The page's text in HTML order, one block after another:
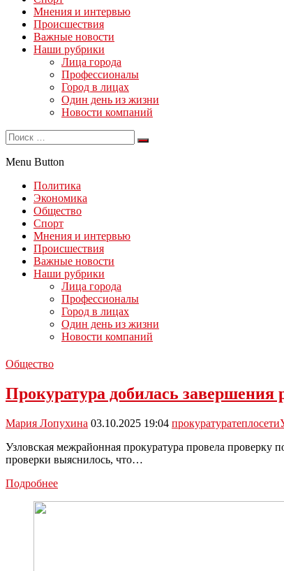
Мнения и интервью
Происшествия
Важные новости
Наши рубрики
Лица города
Профессионалы
Город в лицах
Один день из жизни
Новости компаний
Menu Button
Политика
Экономика
Общество
Спорт
Мнения и интервью
Происшествия
Важные новости
Наши рубрики
Лица города
Профессионалы
Город в лицах
Один день из жизни
Новости компаний
Общество
Прокуратура добилась завершения
Мария Лопухина 03.10.2025 19:04 прокуратуратеплосети
Узловская межрайонная прокуратура провела проверку
проверки выяснилось, что…
ПодробнееПрокуратура